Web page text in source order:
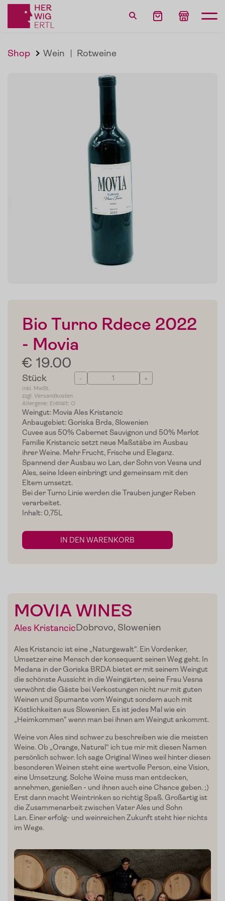
Home
Zum Shop
Edelgreissler
Verkostungen
Slow Food
Blog
Presse
Kontakt
Login
Shop Wein | Rotweine
Bio Turno Rdece 2022
- Movia
€ 19.00
Stück - +
inkl. MwSt.
zzgl. Versandkosten
Allergene: Enthält: O
Weingut: Movia Ales Kristancic
Anbaugebiet: Goriska Brda, Slowenien
Cuvee aus 50% Cabernet Sauvignon und 50% Merlot
Familie Kristancic setzt neue Maßstäbe im Ausbau
ihrer Weine. Mehr Frucht, Frische und Eleganz.
Spannend der Ausbau wo Lan, der Sohn von Vesna und
Ales, seine Ideen einbringt und gemeinsam mit den
Eltern umsetzt.
Bei der Turno Linie werden die Trauben junger Reben
verarbeitet.
Inhalt: 0,75L
IN DEN WARENKORB
MOVIA WINES
Ales KristancicDobrovo, Slowenien
Ales Kristancic ist eine „Naturgewalt“. Ein Vordenker,
Umsetzer eine Mensch der konsequent seinen Weg geht. In
Medana in der Goriska BRDA bietet er mit seinem Weingut
die schönste Aussicht in die Weingärten, seine Frau Vesna
verwöhnt die Gäste bei Verkostungen nicht nur mit guten
Weinen und Spumante vom Weingut sondern auch mit
Köstlichkeiten aus Slowenien. Es ist jedes Mal wie ein
„Heimkommen“ wenn man bei ihnen am Weingut ankommt.
Weine von Ales sind schwer zu beschreiben wie die meisten
Weine. Ob „Orange, Natural“ ich tue mir mit diesen Namen
persönlich schwer. Ich sage Original Wines weil hinter diesen
besonderen Weinen steht eine wertvolle Person, eine Vision,
eine Umsetzung. Solche Weine muss man entdecken,
annehmen, genießen - und ihnen auch eine Chance geben. ;)
Erst dann macht Weintrinken so richtig Spaß. Großartig ist
die Zusammenarbeit zwischen Vater Ales und Sohn
Lan. Einer erfolg- und weinreichen Zukunft steht hier nichts
im Wege.